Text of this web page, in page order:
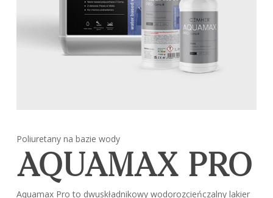
Poliuretany na bazie wody
AQUAMAX PRO
Aquamax Pro to dwuskładnikowy wodorozcieńczalny lakier